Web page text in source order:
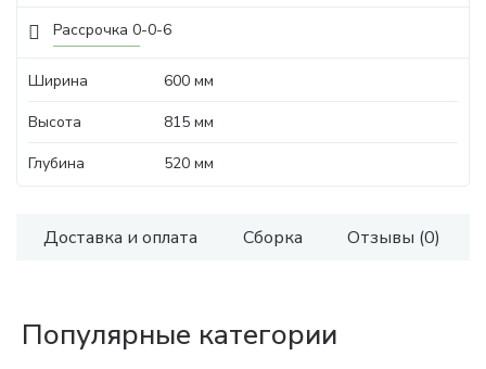
Рассрочка 0-0-6
Ширина
600 мм
Высота
815 мм
Глубина
520 мм
Доставка и оплата Сборка Отзывы (0)
Популярные категории